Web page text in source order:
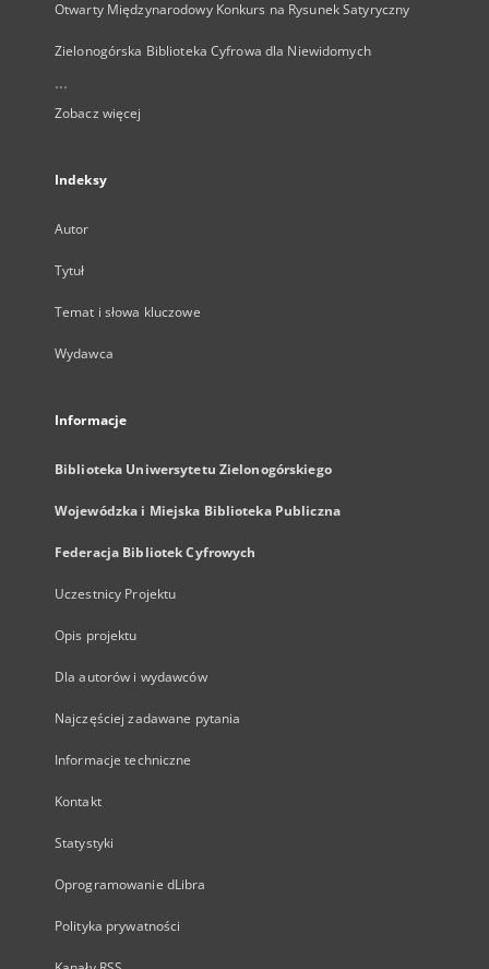
Otwarty Międzynarodowy Konkurs na Rysunek Satyryczny
Zielonogórska Biblioteka Cyfrowa dla Niewidomych
...
Zobacz więcej
Indeksy
Autor
Tytuł
Temat i słowa kluczowe
Wydawca
Informacje
Biblioteka Uniwersytetu Zielonogórskiego
Wojewódzka i Miejska Biblioteka Publiczna
Federacja Bibliotek Cyfrowych
Uczestnicy Projektu
Opis projektu
Dla autorów i wydawców
Najczęściej zadawane pytania
Informacje techniczne
Kontakt
Statystyki
Oprogramowanie dLibra
Polityka prywatności